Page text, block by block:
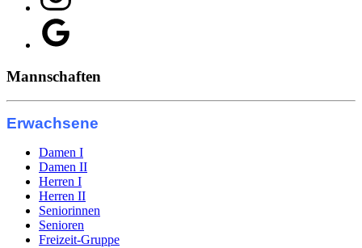
Mannschaften
Erwachsene
Damen I
Damen II
Herren I
Herren II
Seniorinnen
Senioren
Freizeit-Gruppe